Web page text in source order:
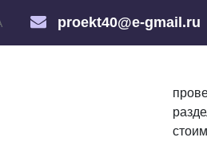
proekt40@e-gmail.ru